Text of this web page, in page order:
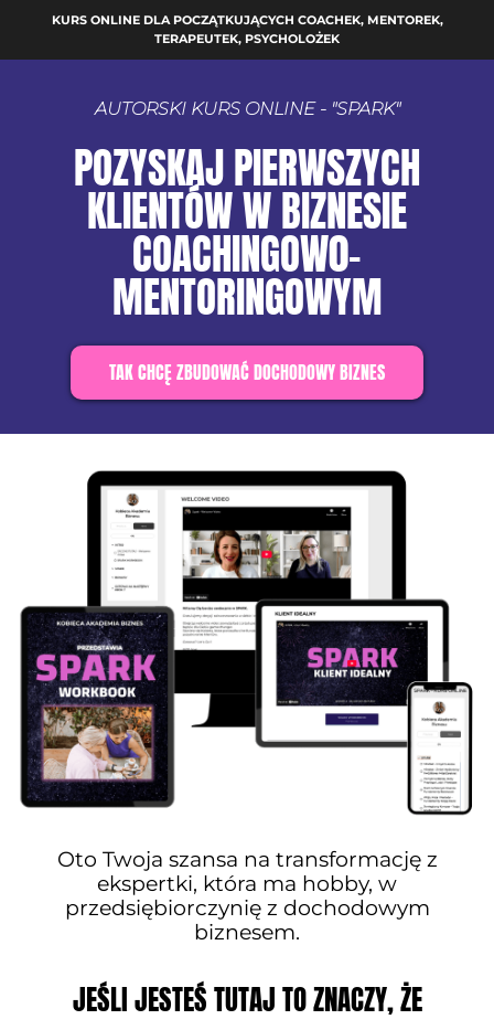
KURS ONLINE DLA POCZĄTKUJĄCYCH COACHEK, MENTOREK,
TERAPEUTEK, PSYCHOLOŻEK
AUTORSKI KURS ONLINE - "SPARK"
POZYSKAJ PIERWSZYCH
KLIENTÓW W BIZNESIE
COACHINGOW0-
MENTORINGOWYM
TAK CHCĘ ZBUDOWAĆ DOCHODOWY BIZNES
Oto Twoja szansa na transformację z
ekspertki, która ma hobby, w
przedsiębiorczynię z dochodowym
biznesem.
JEŚLI JESTEŚ TUTAJ TO ZNACZY, ŻE